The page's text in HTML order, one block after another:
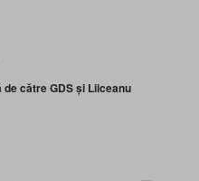
către GDS și Liiceanu